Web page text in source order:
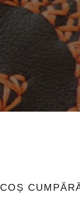
COȘ